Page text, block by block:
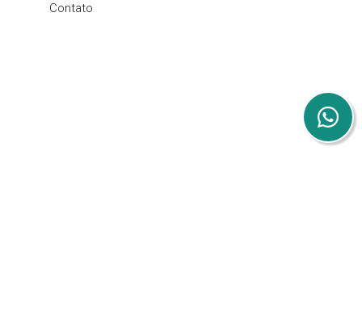
Contato